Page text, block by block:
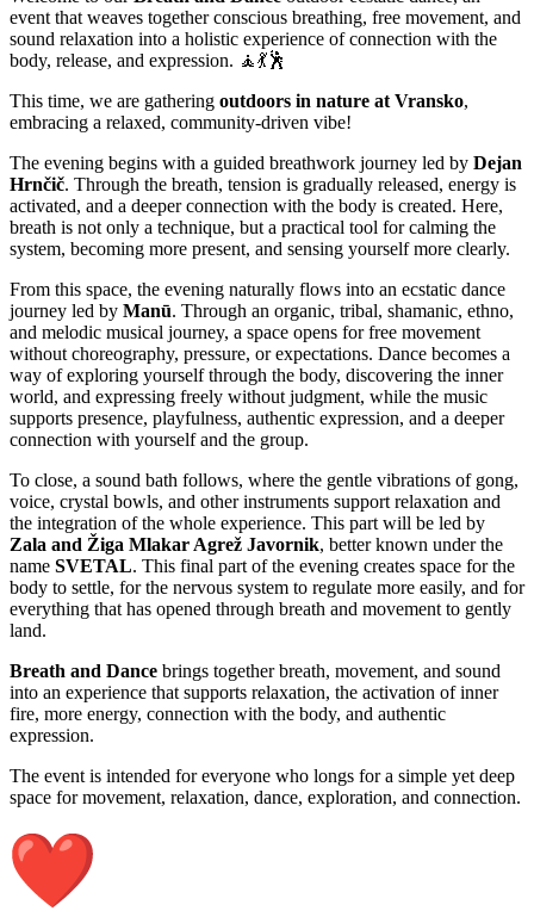
event that weaves together conscious breathing, free movement, and
sound relaxation into a holistic experience of connection with the
body, release, and expression. 🧘💃🕺
This time, we are gathering outdoors in nature at Vransko,
embracing a relaxed, community-driven vibe!
The evening begins with a guided breathwork journey led by Dejan
Hrnčič. Through the breath, tension is gradually released, energy is
activated, and a deeper connection with the body is created. Here,
breath is not only a technique, but a practical tool for calming the
system, becoming more present, and sensing yourself more clearly.
From this space, the evening naturally flows into an ecstatic dance
journey led by Manū. Through an organic, tribal, shamanic, ethno,
and melodic musical journey, a space opens for free movement
without choreography, pressure, or expectations. Dance becomes a
way of exploring yourself through the body, discovering the inner
world, and expressing freely without judgment, while the music
supports presence, playfulness, authentic expression, and a deeper
connection with yourself and the group.
To close, a sound bath follows, where the gentle vibrations of gong,
voice, crystal bowls, and other instruments support relaxation and
the integration of the whole experience. This part will be led by
Zala and Žiga Mlakar Agrež Javornik, better known under the
name SVETAL. This final part of the evening creates space for the
body to settle, for the nervous system to regulate more easily, and for
everything that has opened through breath and movement to gently
land.
Breath and Dance brings together breath, movement, and sound
into an experience that supports relaxation, the activation of inner
fire, more energy, connection with the body, and authentic
expression.
The event is intended for everyone who longs for a simple yet deep
space for movement, relaxation, dance, exploration, and connection.